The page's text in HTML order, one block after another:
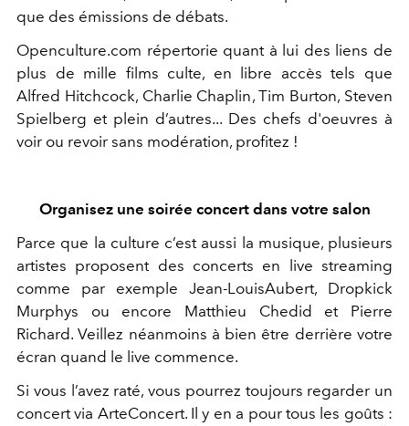
que des émissions de débats.
Openculture.com​ répertorie quant à lui des liens de
plus de mille films culte, en libre accès tels que
Alfred Hitchcock, Charlie Chaplin, Tim Burton, Steven
Spielberg et plein d’autres... Des chefs d'oeuvres à
voir ou revoir sans modération, profitez !
Organisez une soirée concert dans votre salon
Parce que la culture c’est aussi la musique, ​plusieurs
artistes proposent des concerts en ​live streaming​
comme par exemple​ Jean-LouisAubert,​ ​Dropkick
Murphys​ ou encore​ Matthieu Chedid et Pierre
Richard​. Veillez néanmoins à bien être derrière votre
écran quand le live commence.
Si vous l’avez raté, vous pourrez toujours regarder un
concert via ​ArteConcert​. Il y en a pour tous les goûts :